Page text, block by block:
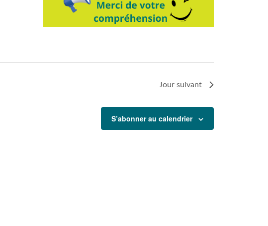
Jour suivant
S’abonner au calendrier